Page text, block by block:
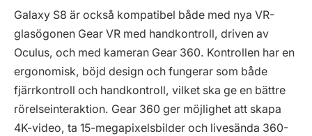
Galaxy S8 är också kompatibel både med nya VR-
glasögonen Gear VR med handkontroll, driven av
Oculus, och med kameran Gear 360. Kontrollen har en
ergonomisk, böjd design och fungerar som både
fjärrkontroll och handkontroll, vilket ska ge en bättre
rörelseinteraktion. Gear 360 ger möjlighet att skapa
4K-video, ta 15-megapixelsbilder och livesända 360-